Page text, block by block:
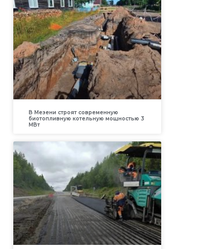
В Мезени строят современную
биотопливную котельную мощностью 3
МВт